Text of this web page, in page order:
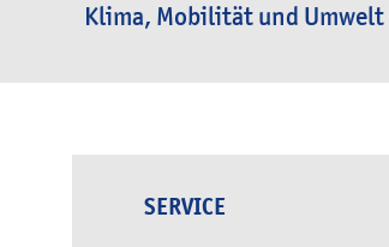
Klima, Mobilität und Umwelt
SERVICE